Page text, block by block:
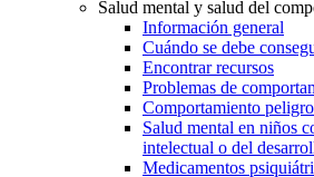
Salud mental y salud del
Información general
Cuándo se debe
Encontrar recursos
Problemas de
Comportamiento
Salud mental en niños
intelectual o del
Medicamentos